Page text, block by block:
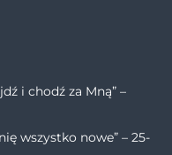
i chodź za Mną” –
wszystko nowe” – 25-